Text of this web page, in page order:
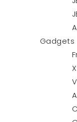
Gadgets